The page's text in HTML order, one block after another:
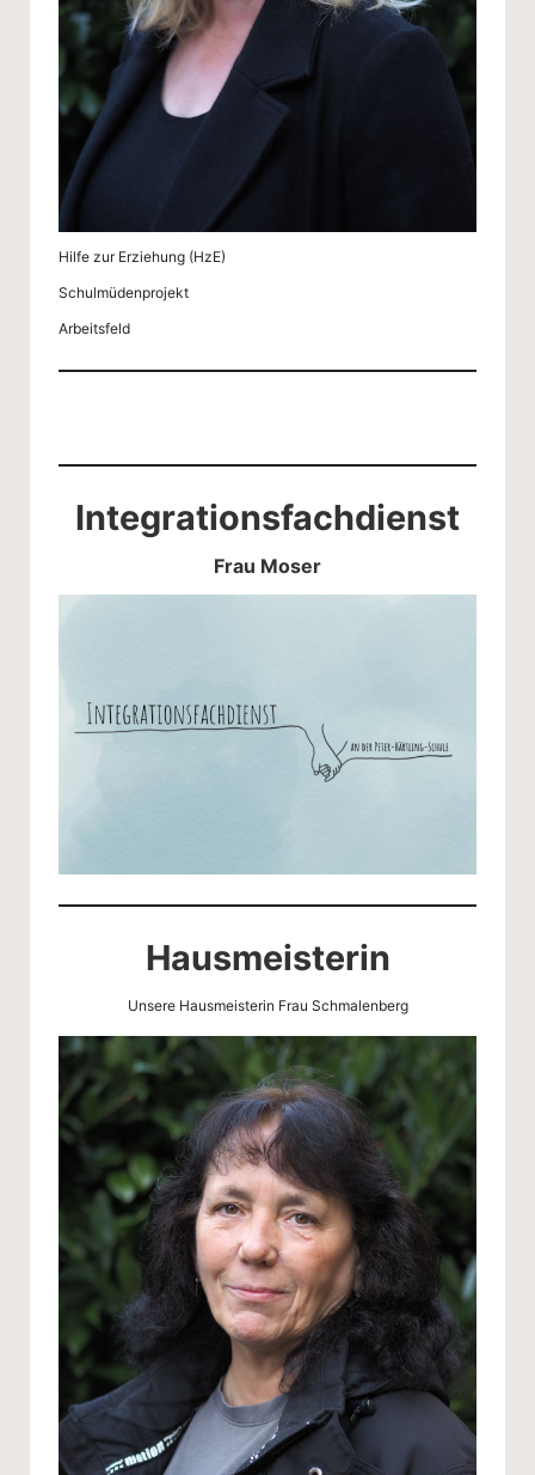
Hilfe zur Erziehung (HzE)
Schulmüdenprojekt
Arbeitsfeld
Integrationsfachdienst
Frau Moser
Hausmeisterin
Unsere Hausmeisterin Frau Schmalenberg